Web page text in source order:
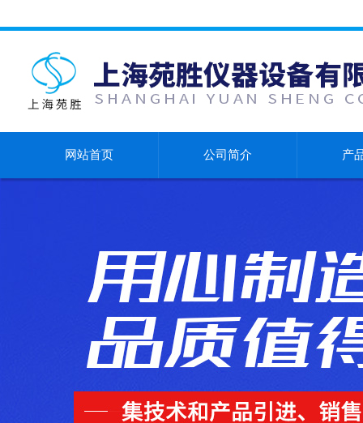
网站首页 公司简介 产